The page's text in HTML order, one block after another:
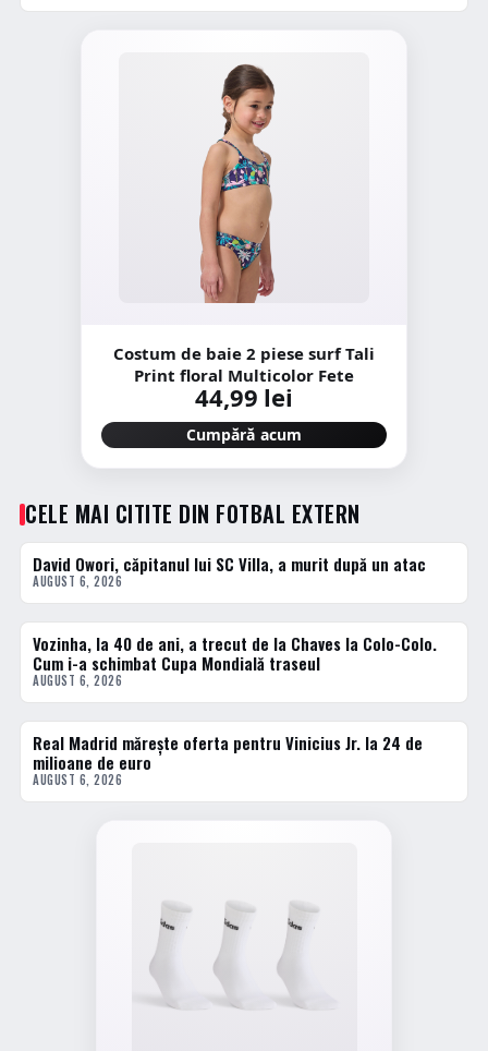
Costum de baie 2 piese surf Tali
Print floral Multicolor Fete
44,99 lei
Cumpără acum
CELE MAI CITITE DIN FOTBAL EXTERN
1 · TOP
David Owori, căpitanul lui SC Villa, a murit după un atac
AUGUST 6, 2026
2 · TOP
Vozinha, la 40 de ani, a trecut de la Chaves la Colo-Colo.
Cum i-a schimbat Cupa Mondială traseul
AUGUST 6, 2026
3 · TOP
Real Madrid mărește oferta pentru Vinicius Jr. la 24 de
milioane de euro
AUGUST 6, 2026